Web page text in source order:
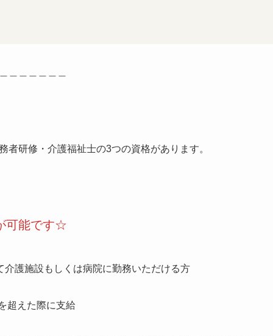
者研修・介護福祉士の3つの資格があります。
可能です☆
介護施設もしくは病院に勤務いただける方
超えた際に支給